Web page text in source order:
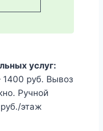
услуг:
руб. Вывоз
Ручной
этаж